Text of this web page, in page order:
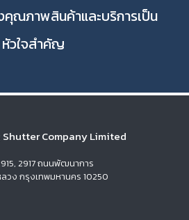
คุณภาพสินค้าและบริการเป็น
หัวใจสำคัญ
Shutter Company Limited
2917 ถนนพัฒนาการ
วง กรุงเทพมหานคร 10250